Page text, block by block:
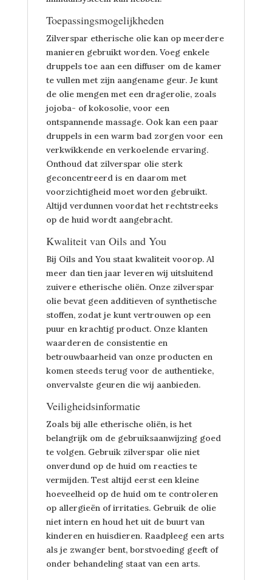
Toepassingsmogelijkheden
Zilverspar etherische olie kan op meerdere
manieren gebruikt worden. Voeg enkele
druppels toe aan een diffuser om de kamer
te vullen met zijn aangename geur. Je kunt
de olie mengen met een dragerolie, zoals
jojoba- of kokosolie, voor een
ontspannende massage. Ook kan een paar
druppels in een warm bad zorgen voor een
verkwikkende en verkoelende ervaring.
Onthoud dat zilverspar olie sterk
geconcentreerd is en daarom met
voorzichtigheid moet worden gebruikt.
Altijd verdunnen voordat het rechtstreeks
op de huid wordt aangebracht.
Kwaliteit van Oils and You
Bij Oils and You staat kwaliteit voorop. Al
meer dan tien jaar leveren wij uitsluitend
zuivere etherische oliën. Onze zilverspar
olie bevat geen additieven of synthetische
stoffen, zodat je kunt vertrouwen op een
puur en krachtig product. Onze klanten
waarderen de consistentie en
betrouwbaarheid van onze producten en
komen steeds terug voor de authentieke,
onvervalste geuren die wij aanbieden.
Veiligheidsinformatie
Zoals bij alle etherische oliën, is het
belangrijk om de gebruiksaanwijzing goed
te volgen. Gebruik zilverspar olie niet
onverdund op de huid om reacties te
vermijden. Test altijd eerst een kleine
hoeveelheid op de huid om te controleren
op allergieën of irritaties. Gebruik de olie
niet intern en houd het uit de buurt van
kinderen en huisdieren. Raadpleeg een arts
als je zwanger bent, borstvoeding geeft of
onder behandeling staat van een arts.